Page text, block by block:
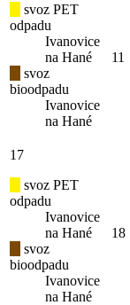
svoz PET
odpadu
Ivanovice
na Hané
svoz
bioodpadu
Ivanovice
na Hané
11
17
svoz PET
odpadu
Ivanovice
na Hané
svoz
bioodpadu
Ivanovice
na Hané
18